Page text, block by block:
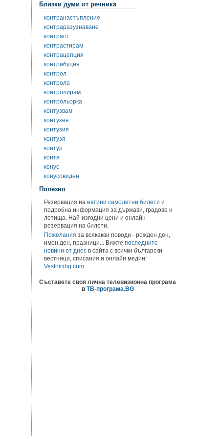
Близки думи от речника
контранастъпление
контраразузнаване
контраст
контрастирам
контрацепция
контрибуция
контрол
контрола
контролирам
контрольорка
контузвам
контузен
контузия
контузя
контур
контя
конус
конусовиден
Полезно
Резервация на евтини самолетни билети и
подробна информация за държави, градове и
летища. Най-изгодни цени и онлайн
резервация на билети.
Пожелания за всякакви поводи - рожден ден,
имен ден, празници... Вижте последните
новини от днес в сайта с всички български
вестници, списания и онлайн медии:
Vestnicibg.com.
Съставете своя лична телевизионна програма
в ТВ-програма.BG